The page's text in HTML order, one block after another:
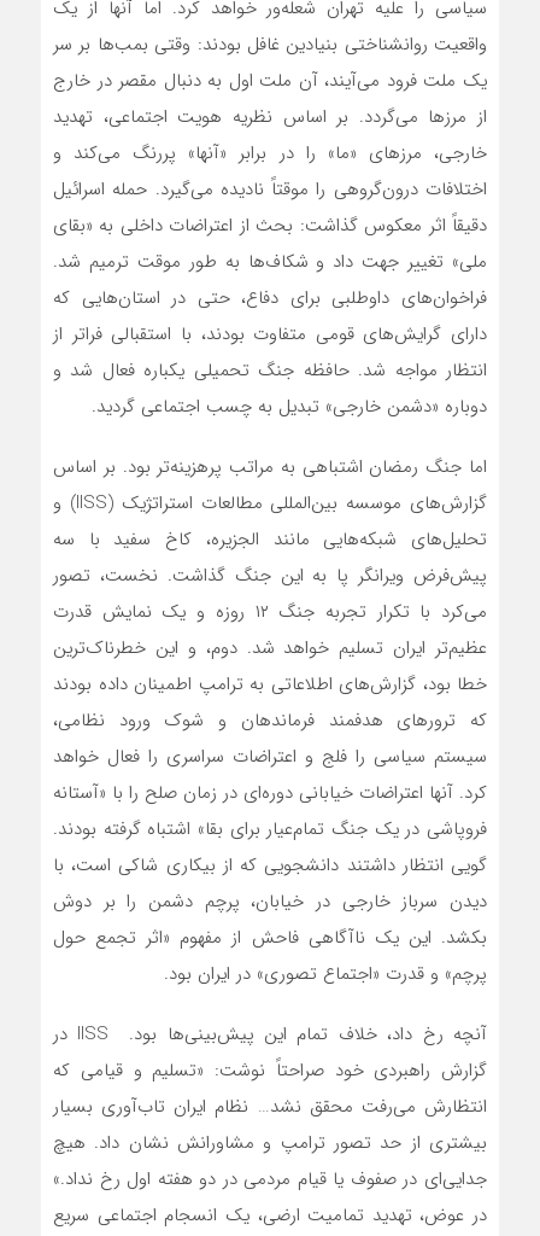
سیاسی را علیه تهران شعله‌ور خواهد کرد. اما آنها از یک
واقعیت روانشناختی بنیادین غافل بودند: وقتی بمب‌ها بر سر
یک ملت فرود می‌آیند، آن ملت اول به دنبال مقصر در خارج
از مرزها می‌گردد. بر اساس نظریه هویت اجتماعی، تهدید
خارجی، مرزهای «ما» را در برابر «آنها» پررنگ می‌کند و
اختلافات درون‌گروهی را موقتاً نادیده می‌گیرد. حمله اسرائیل
دقیقاً اثر معکوس گذاشت: بحث از اعتراضات داخلی به «بقای
ملی» تغییر جهت داد و شکاف‌ها به طور موقت ترمیم شد.
فراخوان‌های داوطلبی برای دفاع، حتی در استان‌هایی که
دارای گرایش‌های قومی متفاوت بودند، با استقبالی فراتر از
انتظار مواجه شد. حافظه جنگ تحمیلی یکباره فعال شد و
دوباره «دشمن خارجی» تبدیل به چسب اجتماعی گردید.
اما جنگ رمضان اشتباهی به مراتب پرهزینه‌تر بود. بر اساس
گزارش‌های موسسه بین‌المللی مطالعات استراتژیک (IISS) و
تحلیل‌های شبکه‌هایی مانند الجزیره، کاخ سفید با سه
پیش‌فرض ویرانگر پا به این جنگ گذاشت. نخست، تصور
می‌کرد با تکرار تجربه جنگ ۱۲ روزه و یک نمایش قدرت
عظیم‌تر ایران تسلیم خواهد شد. دوم، و این خطرناک‌ترین
خطا بود، گزارش‌های اطلاعاتی به ترامپ اطمینان داده بودند
که ترورهای هدفمند فرماندهان و شوک ورود نظامی،
سیستم سیاسی را فلج و اعتراضات سراسری را فعال خواهد
کرد. آنها اعتراضات خیابانی دوره‌ای در زمان صلح را با «آستانه
فروپاشی در یک جنگ تمام‌عیار برای بقا» اشتباه گرفته بودند.
گویی انتظار داشتند دانشجویی که از بیکاری شاکی است، با
دیدن سرباز خارجی در خیابان، پرچم دشمن را بر دوش
بکشد. این یک ناآگاهی فاحش از مفهوم «اثر تجمع حول
پرچم» و قدرت «اجتماع تصوری» در ایران بود.
آنچه رخ داد، خلاف تمام این پیش‌بینی‌ها بود. IISS در
گزارش راهبردی خود صراحتاً نوشت: «تسلیم و قیامی که
انتظارش می‌رفت محقق نشد… نظام ایران تاب‌آوری بسیار
بیشتری از حد تصور ترامپ و مشاورانش نشان داد. هیچ
جدایی‌ای در صفوف یا قیام مردمی در دو هفته اول رخ نداد.»
در عوض، تهدید تمامیت ارضی، یک انسجام اجتماعی سریع